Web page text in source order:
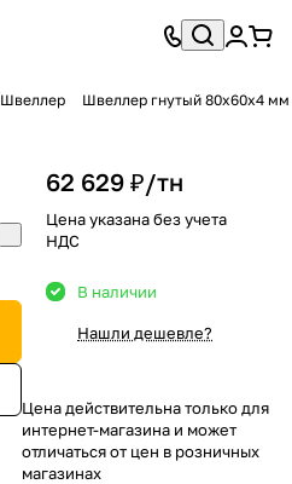
Швеллер Швеллер гнутый 80х60х4 мм
62 629 ₽/тн
Цена указана без учета
НДС
В наличии
Нашли дешевле?
Цена действительна только для
интернет-магазина и может
отличаться от цен в розничных
магазинах